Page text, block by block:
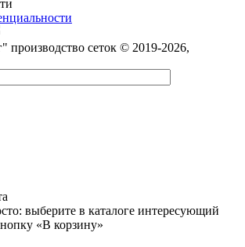
производство сеток © 2019-2026,
выберите в каталоге интересующий
«В корзину»